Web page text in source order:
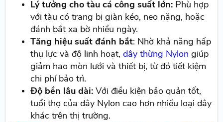
Lý tưởng cho tàu cá công suất lớn: Phù hợp
với tàu có trang bị giàn kéo, neo nặng, hoặc
đánh bắt xa bờ nhiều ngày.
Tăng hiệu suất đánh bắt: Nhờ khả năng hấp
thụ lực và độ linh hoạt,dây thừng Nylon giúp
giảm hao mòn lưới và thiết bị, từ đó tiết kiệm
chi phí bảo trì.
Độ bền lâu dài:Với điều kiện bảo quản tốt,
tuổi thọ của dây Nylon cao hơn nhiều loại dây
khác trên thị trường.